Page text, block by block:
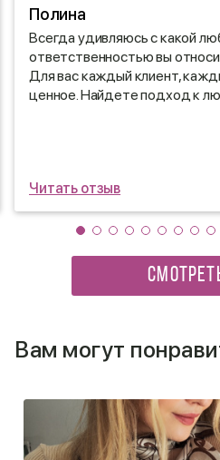
Полина
Всегда удивляюсь с какой
ответственностью вы
Для вас каждый клиент,
ценное. Найдете подход к
Читать отзыв
Вам могут